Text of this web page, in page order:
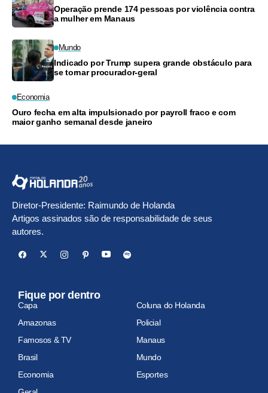
Operação prende 174 pessoas por violência contra
a mulher em Manaus
Mundo
Indicado por Trump supera grande obstáculo para
se tornar procurador-geral
Economia
Ouro fecha em alta impulsionado por payroll fraco e com
maior ganho semanal desde janeiro
Diretor-Presidente: Raimundo de Holanda
Artigos assinados são de responsabilidade de seus
autores.
Fique por dentro
Capa
Coluna do Holanda
Amazonas
Policial
Famosos & TV
Manaus
Brasil
Mundo
Economia
Esportes